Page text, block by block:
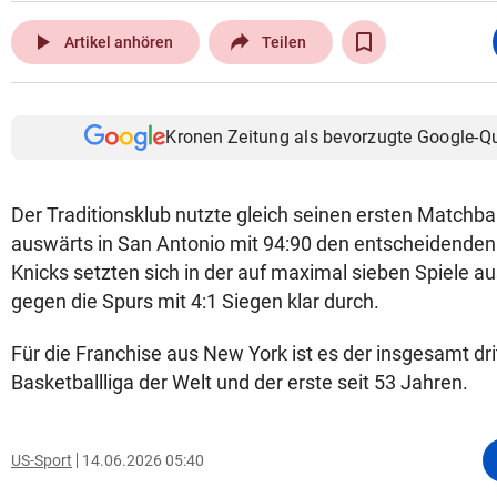
play_arrow Artikel anhören Teilen
Kronen Zeitung als bevorzugte Google-
Der Traditionsklub nutzte gleich seinen ersten
auswärts in San Antonio mit 94:90 den
Knicks setzten sich in der auf maximal sieben Spiele
gegen die Spurs mit 4:1 Siegen klar durch.
Für die Franchise aus New York ist es der insgesamt
Basketballliga der Welt und der erste seit 53 Jahren.
US-Sport 14.06.2026 05:40